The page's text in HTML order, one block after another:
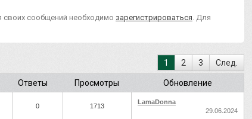
своих сообщений необходимо зарегистрироваться . Для
1 2 3 След.
Ответы Просмотры Обновление
0 1713
LamaDonna
29.06.2024